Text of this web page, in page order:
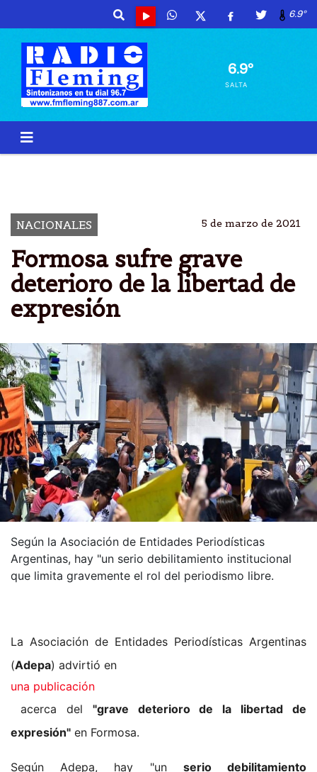
6.9º
6.9º
SALTA
NACIONALES 5 de marzo de 2021
Formosa sufre grave
deterioro de la libertad de
expresión
Según la Asociación de Entidades Periodísticas
Argentinas, hay "un serio debilitamiento institucional
que limita gravemente el rol del periodismo libre.
La Asociación de Entidades Periodísticas Argentinas
(Adepa) advirtió en
una publicación
acerca del "grave deterioro de la libertad de
expresión" en Formosa.
Según Adepa, hay "un serio debilitamiento